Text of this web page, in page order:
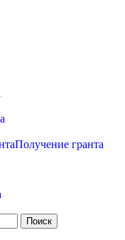
Получение гранта
Поиск